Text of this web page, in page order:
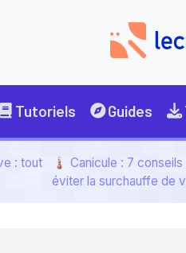
Tutoriels Guides
: tout
🌡️ Canicule : 7 conseils
éviter la surchauffe de